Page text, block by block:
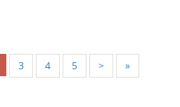
3 4 5 > »